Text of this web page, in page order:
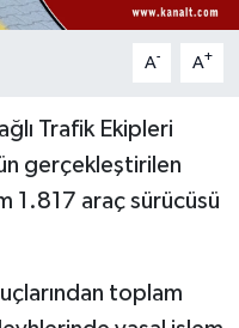
A- A+
Trafik Ekipleri
gerçekleştirilen
1.817 araç sürücüsü
toplam